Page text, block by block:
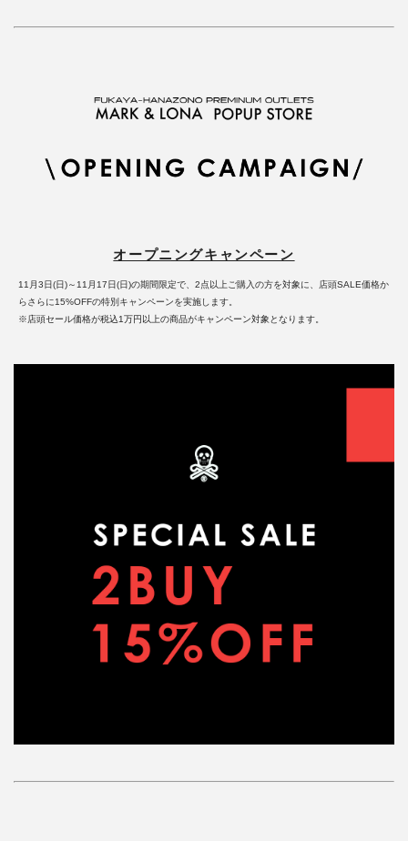
オープニングキャンペーン
11月3日(日)～11月17日(日)の期間限定で、2点以上ご購入の方を対象に、店頭SALE価格か
らさらに15%OFFの特別キャンペーンを実施します。
※店頭セール価格が税込1万円以上の商品がキャンペーン対象となります。